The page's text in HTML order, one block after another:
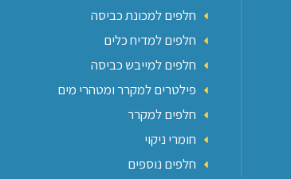
חלפים למכונת כביסה
חלפים למדיח כלים
חלפים למייבש כביסה
פילטרים למקרר ומטהרי מים
חלפים למקרר
חומרי ניקוי
חלפים נוספים